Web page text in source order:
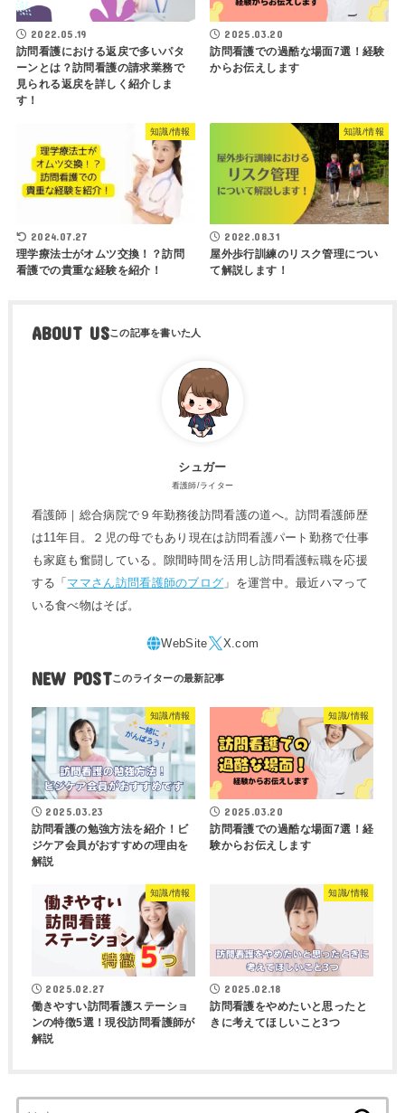
2022.05.19
訪問看護における返戻で多いパタ
ーンとは？訪問看護の請求業務で
見られる返戻を詳しく紹介しま
す！
2025.03.20
訪問看護での過酷な場面7選！経験
からお伝えします
知識/情報
2024.07.27
理学療法士がオムツ交換！？訪問
看護での貴重な経験を紹介！
知識/情報
2022.08.31
屋外歩行訓練のリスク管理につい
て解説します！
ABOUT US
シュガー
看護師/ライター
看護師｜総合病院で９年勤務後訪問看護の道へ。訪問看護師歴
は11年目。２児の母でもあり現在は訪問看護パート勤務で仕事
も家庭も奮闘している。隙間時間を活用し訪問看護転職を応援
する「 ママさん訪問看護師のブログ 」を運営中。最近ハマって
いる食べ物はそば。
NEW POST
知識/情報
2025.03.23
訪問看護の勉強方法を紹介！ビ
ジケア会員がおすすめの理由を
解説
知識/情報
2025.03.20
訪問看護での過酷な場面7選！経
験からお伝えします
知識/情報
2025.02.27
働きやすい訪問看護ステーショ
ンの特徴5選！現役訪問看護師が
解説
知識/情報
2025.02.18
訪問看護をやめたいと思ったと
きに考えてほしいこと3つ